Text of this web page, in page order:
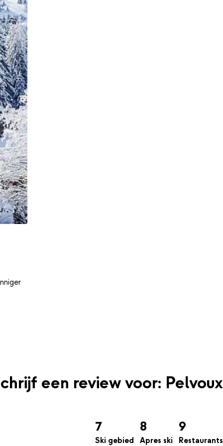
een review voor: Pelvoux
7
Ski gebied
8
Apres ski
9
Restaurants